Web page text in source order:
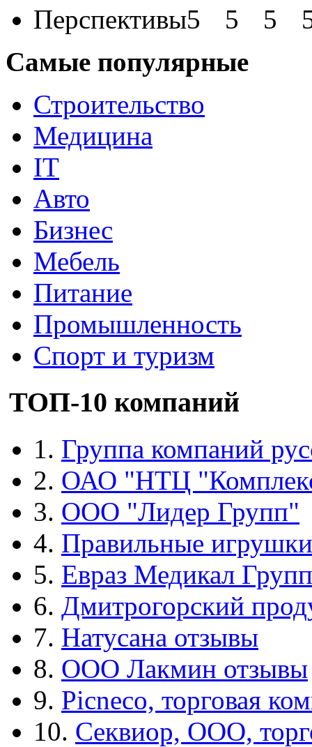
Перспективы
Самые популярные
Строительство
Медицина
IT
Авто
Бизнес
Мебель
Питание
Промышленность
Спорт и туризм
ТОП-10 компаний
1. Группа компаний
2. ОАО "НТЦ
3. ООО "Лидер Групп"
4. Правильные игрушки
5. Евраз Медикал Групп
6. Дмитрогорский
7. Натусана отзывы
8. ООО Лакмин отзывы
9. Picneco, торговая
10. Секвиор, ООО,